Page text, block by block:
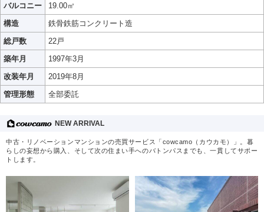
バルコニー
19.00㎡
構造
鉄骨鉄筋コンクリート造
総戸数
22戸
築年月
1997年3月
改装年月
2019年8月
管理形態
全部委託
NEW ARRIVAL
中古・リノベーションマンションの売買サービス「cowcamo（カウカモ）」。暮
らしの妄想から購入、そして次の住まい手へのバトンパスまでも、一貫してサポー
トします。